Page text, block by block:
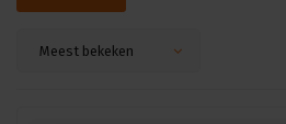
Meest bekeken